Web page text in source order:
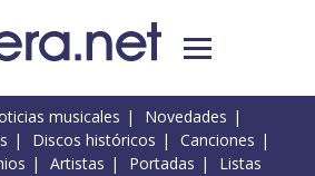
musicales
Novedades
Discos históricos
Canciones
Artistas Portadas Listas